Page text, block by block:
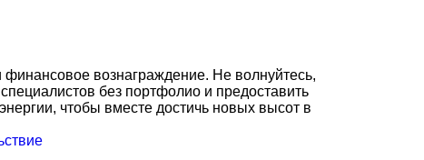
финансовое вознаграждение. Не волнуйтесь,
без портфолио и предоставить
чтобы вместе достичь новых высот в